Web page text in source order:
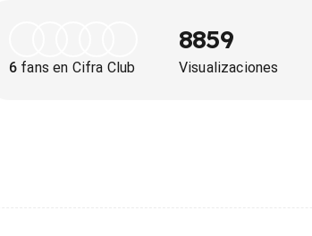
6 fans en Cifra Club
8859
Visualizaciones